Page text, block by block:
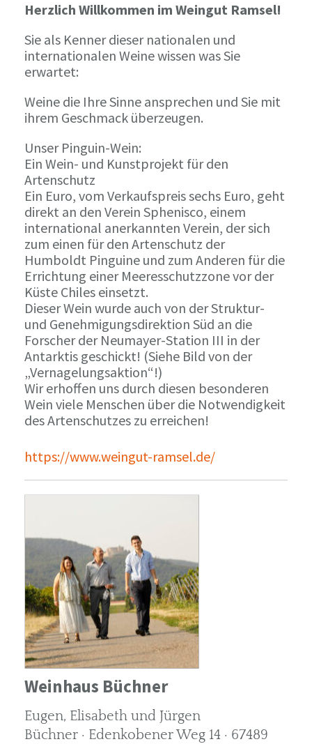
Herzlich Willkommen im Weingut Ramsel!
Sie als Kenner dieser nationalen und
internationalen Weine wissen was Sie
erwartet:
Weine die Ihre Sinne ansprechen und Sie mit
ihrem Geschmack überzeugen.
Unser Pinguin-Wein:
Ein Wein- und Kunstprojekt für den
Artenschutz
Ein Euro, vom Verkaufspreis sechs Euro, geht
direkt an den Verein Sphenisco, einem
international anerkannten Verein, der sich
zum einen für den Artenschutz der
Humboldt Pinguine und zum Anderen für die
Errichtung einer Meeresschutzzone vor der
Küste Chiles einsetzt.
Dieser Wein wurde auch von der Struktur-
und Genehmigungsdirektion Süd an die
Forscher der Neumayer-Station III in der
Antarktis geschickt! (Siehe Bild von der
„Vernagelungsaktion“!)
Wir erhoffen uns durch diesen besonderen
Wein viele Menschen über die Notwendigkeit
des Artenschutzes zu erreichen!
https://www.weingut-ramsel.de/
Weinhaus Büchner
Eugen, Elisabeth und Jürgen
Büchner · Edenkobener Weg 14 · 67489